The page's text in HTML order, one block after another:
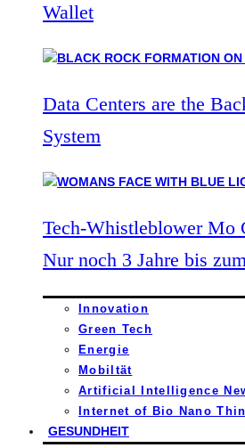
Wallet
Data Centers are the
System
Tech-Whistleblower Mo
Nur noch 3 Jahre bis
Innovation
Green Tech
Energie
Mobiltät
Artificial Intelligence
Internet of Bio Nano
GESUNDHEIT